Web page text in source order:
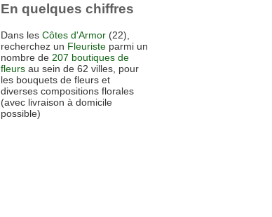
En quelques chiffres
Dans les Côtes d'Armor (22),
recherchez un Fleuriste parmi un
nombre de 207 boutiques de
fleurs au sein de 62 villes, pour
les bouquets de fleurs et
diverses compositions florales
(avec livraison à domicile
possible)